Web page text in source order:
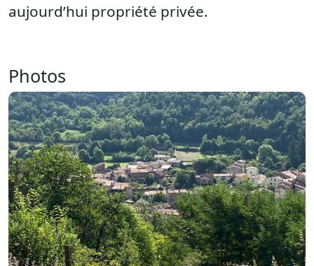
aujourd’hui propriété privée.
Photos